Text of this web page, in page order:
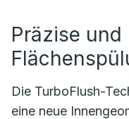
Präzise
Die TurboFlush-
eine neue